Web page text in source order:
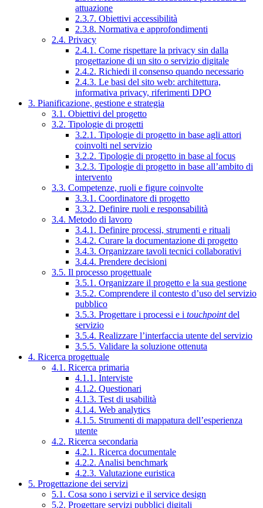
attuazione
2.3.7. Obiettivi accessibilità
2.3.8. Normativa e approfondimenti
2.4. Privacy
2.4.1. Come rispettare la privacy sin dalla
progettazione di un sito o servizio digitale
2.4.2. Richiedi il consenso quando necessario
2.4.3. Le basi del sito web: architettura,
informativa privacy, riferimenti DPO
3. Pianificazione, gestione e strategia
3.1. Obiettivi del progetto
3.2. Tipologie di progetti
3.2.1. Tipologie di progetto in base agli attori
coinvolti nel servizio
3.2.2. Tipologie di progetto in base al focus
3.2.3. Tipologie di progetto in base all’ambito di
intervento
3.3. Competenze, ruoli e figure coinvolte
3.3.1. Coordinatore di progetto
3.3.2. Definire ruoli e responsabilità
3.4. Metodo di lavoro
3.4.1. Definire processi, strumenti e rituali
3.4.2. Curare la documentazione di progetto
3.4.3. Organizzare tavoli tecnici collaborativi
3.4.4. Prendere decisioni
3.5. Il processo progettuale
3.5.1. Organizzare il progetto e la sua gestione
3.5.2. Comprendere il contesto d’uso del servizio
pubblico
3.5.3. Progettare i processi e i touchpointdel
servizio
3.5.4. Realizzare l’interfaccia utente del servizio
3.5.5. Validare la soluzione ottenuta
4. Ricerca progettuale
4.1. Ricerca primaria
4.1.1. Interviste
4.1.2. Questionari
4.1.3. Test di usabilità
4.1.4. Web analytics
4.1.5. Strumenti di mappatura dell’esperienza
utente
4.2. Ricerca secondaria
4.2.1. Ricerca documentale
4.2.2. Analisi benchmark
4.2.3. Valutazione euristica
5. Progettazione dei servizi
5.1. Cosa sono i servizi e il service design
5.2. Progettare servizi pubblici digitali